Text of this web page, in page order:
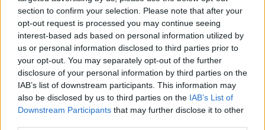
section to confirm your selection. Please note that after your
opt-out request is processed you may continue seeing
interest-based ads based on personal information utilized by
us or personal information disclosed to third parties prior to
your opt-out. You may separately opt-out of the further
disclosure of your personal information by third parties on the
IAB’s list of downstream participants. This information may
also be disclosed by us to third parties on the IAB’s List of
Downstream Participants that may further disclose it to other
Ajax Feyenoord PSV
Shaqueel van Persie meldt zich nadrukkelijk in de
spitsenstrijd
Feyenoord-supporters raken direct enthousiast
over nieuwe spits Nacho Ferri